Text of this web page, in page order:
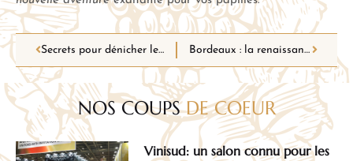
Secrets pour dénicher le vin rouge parfait : guide d’un connaisseur élargi Bordeaux : la renaissance du vin bio et biodynamique
NOS COUPSDE COEUR
Vinisud: un salon connu pour les